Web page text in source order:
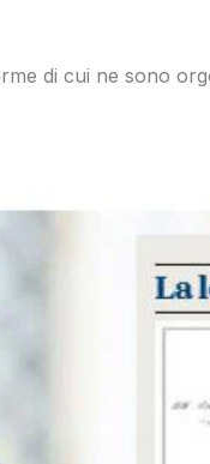
di cui ne sono